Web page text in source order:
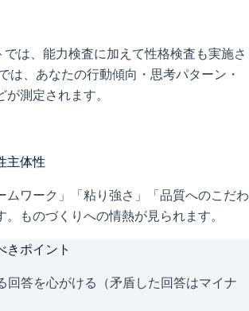
では、能力検査に加えて性格検査も実施さ
は、あなたの行動傾向・思考パターン・
測定されます。
主体性
ムワーク」「粘り強さ」「品質へのこだわ
。ものづくりへの情熱が見られます。
きポイント
回答を心がける（矛盾した回答はマイナ